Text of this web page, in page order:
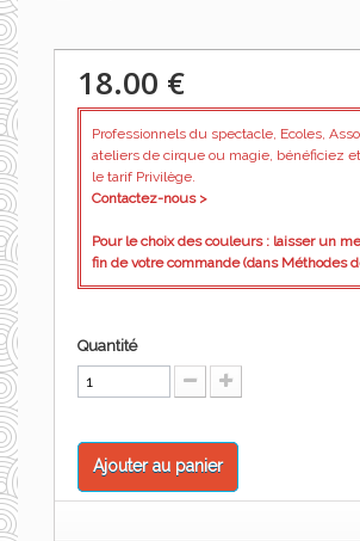
18.00 €
Professionnels du spectacle, Ecoles,
ateliers de cirque ou magie, bénéficiez
le tarif Privilège.
Contactez-nous >
Pour le choix des couleurs : laisser un
fin de votre commande (dans Méthodes
Quantité
Ajouter au panier